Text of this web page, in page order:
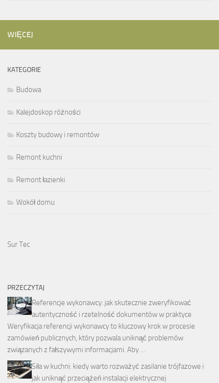
WIĘCEJ
KATEGORIE
Budowa
Kalejdoskop różności
Koszty budowy i remontów
Remont kuchni
Remont łazienki
Wokół domu
Sur Tec
PRZECZYTAJ
Referencje wykonawcy: jak skutecznie zweryfikować
autentyczność i rzetelność dokumentów w praktyce
Weryfikacja referencji wykonawcy to kluczowy krok w procesie
zamówień publicznych, który pozwala uniknąć problemów
związanych z fałszywymi informacjami. Aby …
Siła w kuchni: kiedy warto rozważyć zasilanie trójfazowe i
jak uniknąć przeciążeń instalacji elektrycznej